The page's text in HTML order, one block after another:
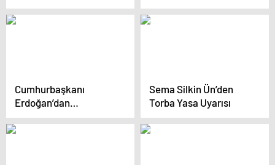
Cumhurbaşkanı
Erdoğan’dan
açıklamalar
Sema Silkin Ün’den
Torba Yasa Uyarısı